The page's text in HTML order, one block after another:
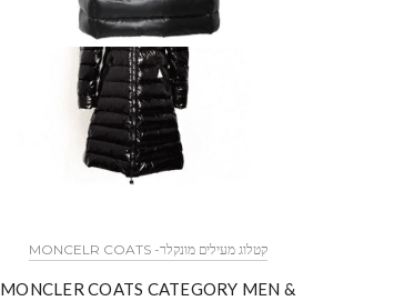
MONCELR COATS -קטלוג מעילים מונקלר
MONCLER COATS CATEGORY MEN &